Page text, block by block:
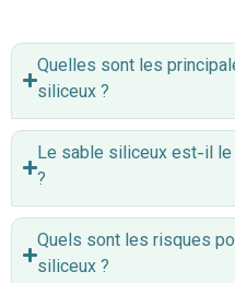
Quelles sont les
siliceux ?
Le sable siliceux est-il
?
Quels sont les risques
siliceux ?